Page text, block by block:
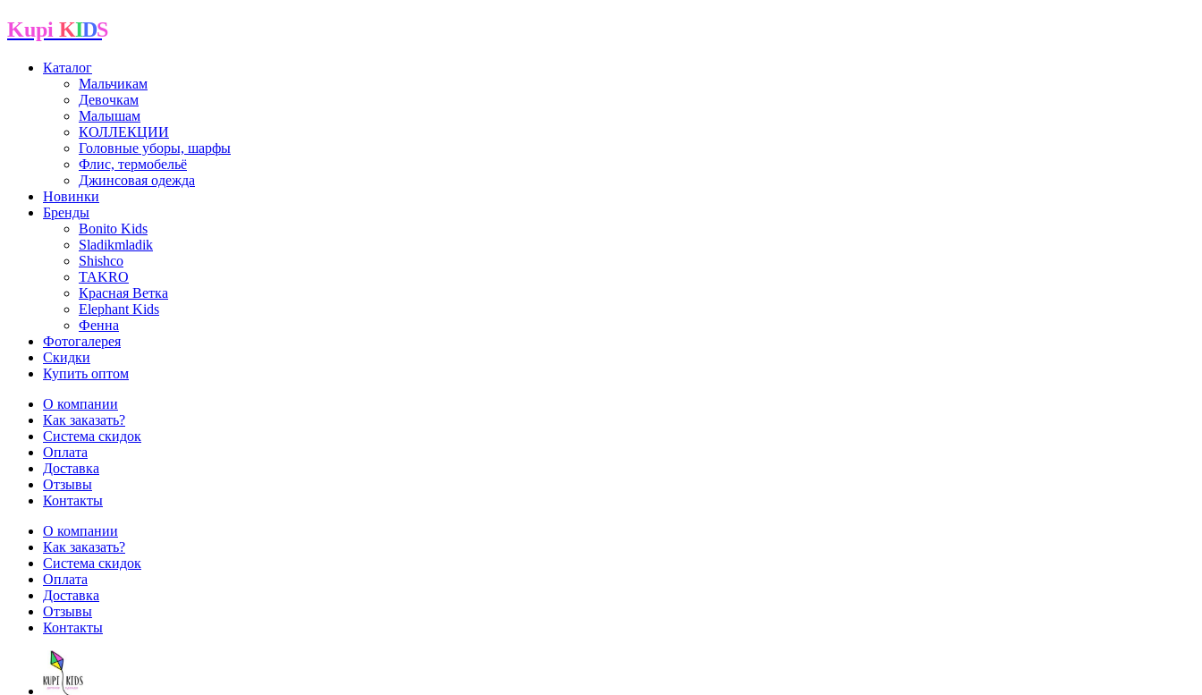
Kupi K I D S
Каталог
Мальчикам
Девочкам
Малышам
КОЛЛЕКЦИИ
Головные уборы, шарфы
Флис, термобельё
Джинсовая одежда
Новинки
Бренды
Bonito Kids
Sladikmladik
Shishco
TAKRO
Красная Ветка
Elephant Kids
Фенна
Фотогалерея
Скидки
Купить оптом
О компании
Как заказать?
Система скидок
Оплата
Доставка
Отзывы
Контакты
О компании
Как заказать?
Система скидок
Оплата
Доставка
Отзывы
Контакты